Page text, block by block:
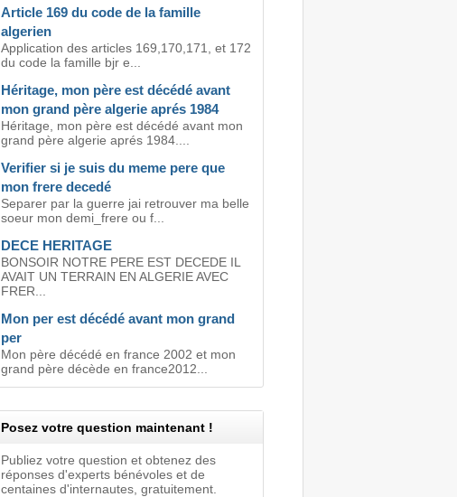
Article 169 du code de la famille
algerien
Application des articles 169,170,171, et 172
du code la famille bjr e...
Héritage, mon père est décédé avant
mon grand père algerie aprés 1984
Héritage, mon père est décédé avant mon
grand père algerie aprés 1984....
Verifier si je suis du meme pere que
mon frere decedé
Separer par la guerre jai retrouver ma belle
soeur mon demi_frere ou f...
DECE HERITAGE
BONSOIR NOTRE PERE EST DECEDE IL
AVAIT UN TERRAIN EN ALGERIE AVEC
FRER...
Mon per est décédé avant mon grand
per
Mon père décédé en france 2002 et mon
grand père décède en france2012...
Posez votre question maintenant !
Publiez votre question et obtenez des
réponses d'experts bénévoles et de
centaines d'internautes, gratuitement.